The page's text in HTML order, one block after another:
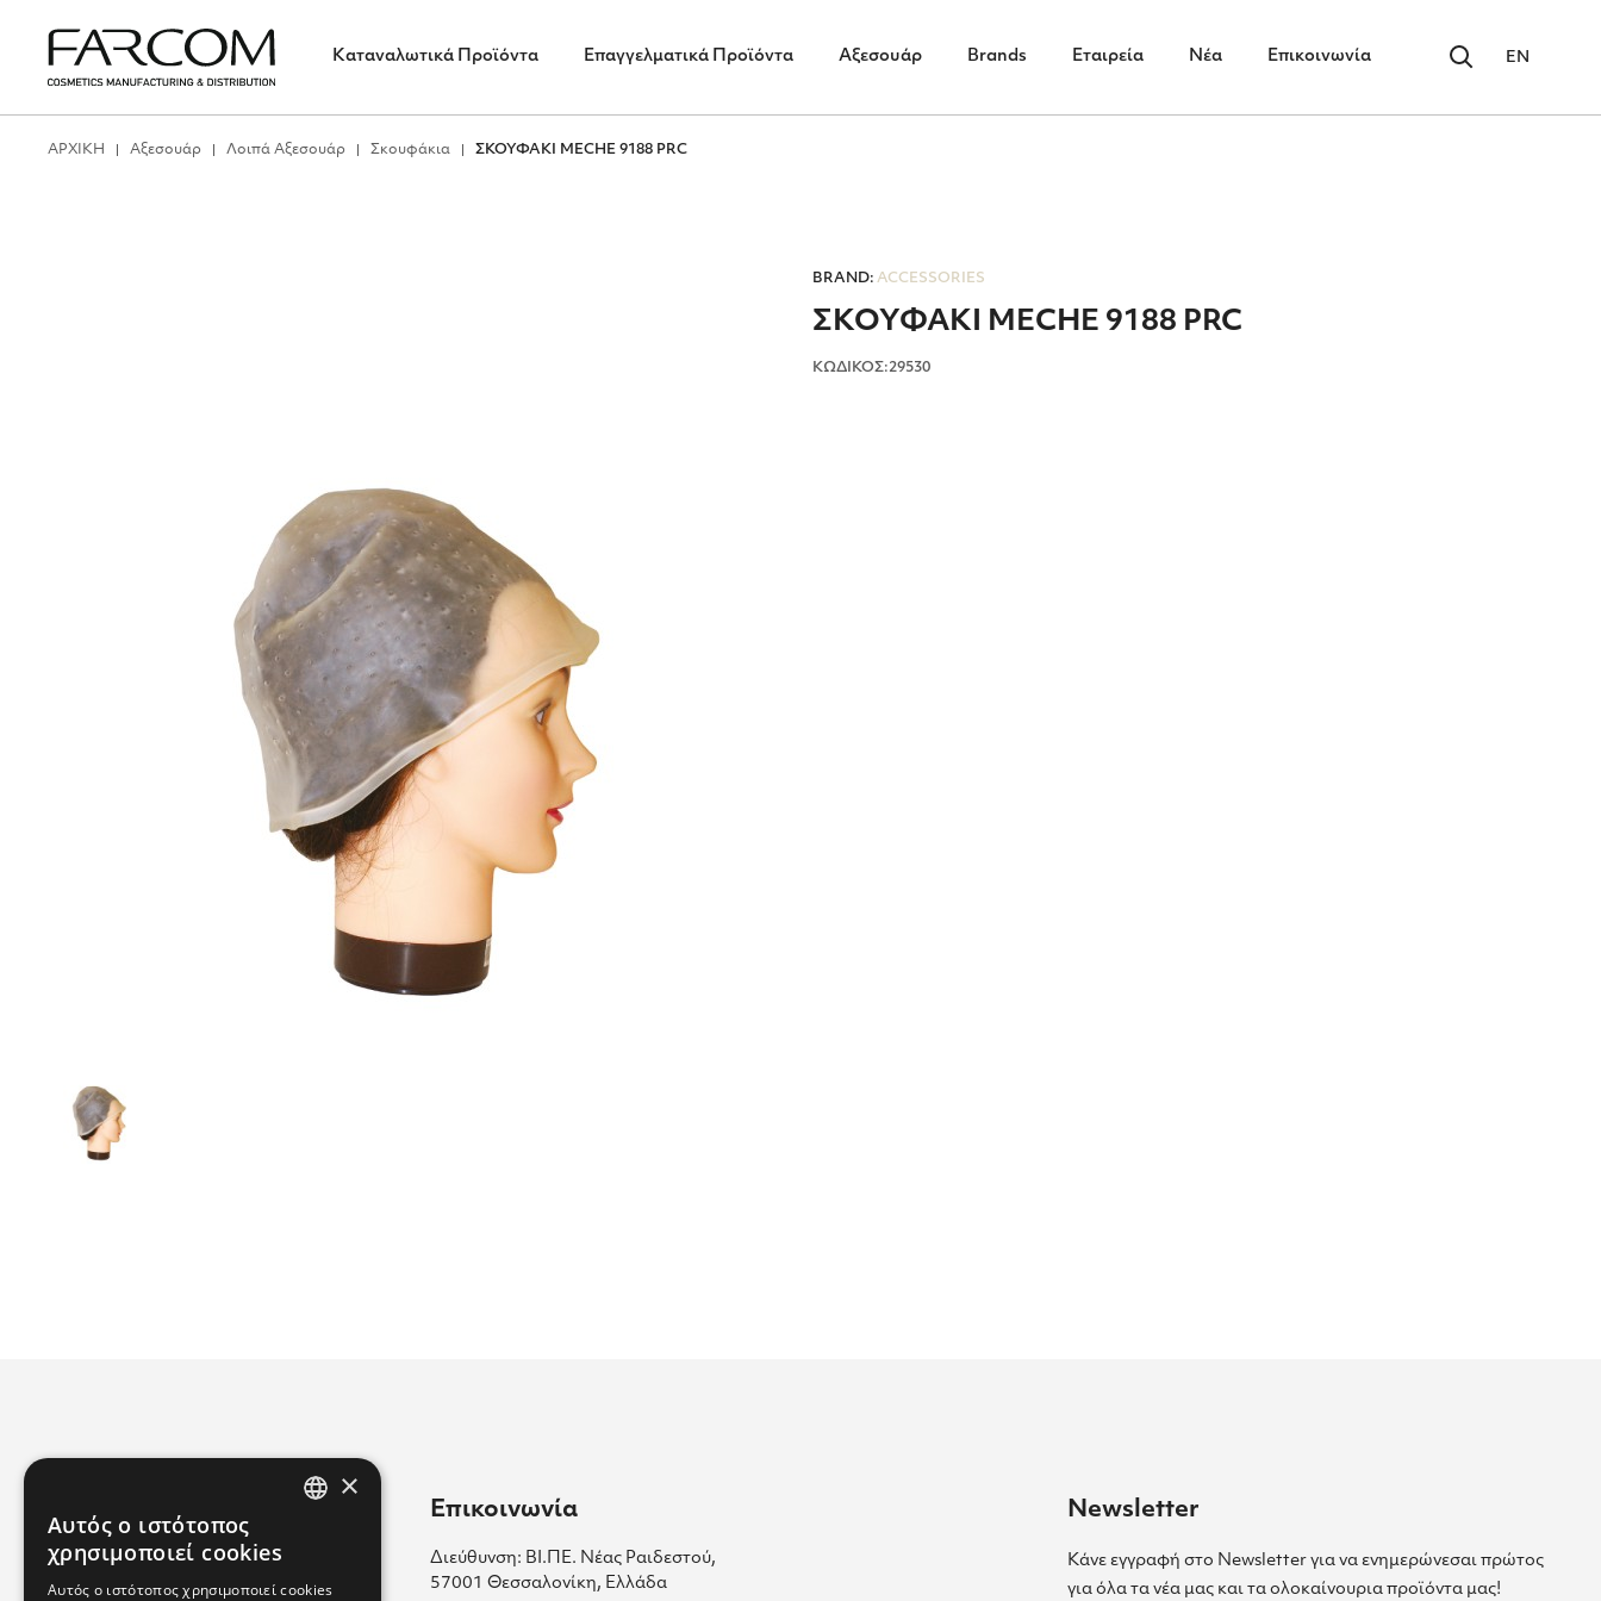
Καταναλωτικά Προϊόντα Επαγγελματικά Προϊόντα Αξεσουάρ Brands Εταιρεία Νέα Επικοινωνία EN
ΑΡΧΙΚΗ Αξεσουάρ Λοιπά Αξεσουάρ Σκουφάκια ΣΚΟΥΦΑΚΙ MECHE 9188 PRC
BRAND: ACCESSORIES
ΣΚΟΥΦΑΚΙ MECHE 9188 PRC
ΚΩΔΙΚΟΣ:29530
Χρήσιμοι Σύνδεσμοι
Επικοινωνία
Επικοινωνία
Διεύθυνση: ΒΙ.ΠΕ. Νέας Ραιδεστού,
57001 Θεσσαλονίκη, Ελλάδα
Newsletter
Κάνε εγγραφή στο Newsletter για να ενημερώνεσαι πρώτος
για όλα τα νέα μας και τα ολοκαίνουρια προϊόντα μας!
×
Αυτός ο ιστότοπος
χρησιμοποιεί cookies
Αυτός ο ιστότοπος χρησιμοποιεί cookies